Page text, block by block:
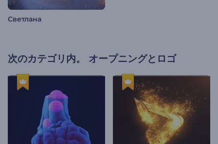
Светлана
次のカテゴリ内。 オープニングとロゴ